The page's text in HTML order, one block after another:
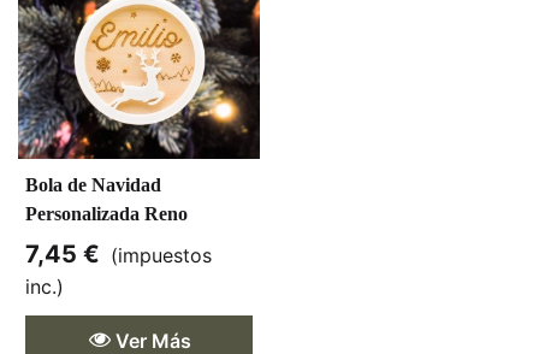
Bola de Navidad
Personalizada Reno
Metacrilato
7,45 € (impuestos
inc.)
Ver Más